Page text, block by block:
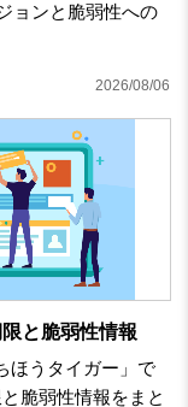
ョンと脆弱性への
2026/08/06
と脆弱性情報
ほうタイガー」で
脆弱性情報をまと